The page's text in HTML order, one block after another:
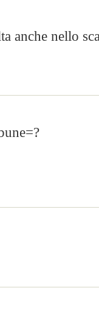
anche nello